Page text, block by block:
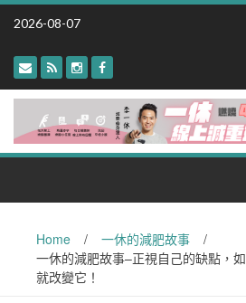
Skip
2026-08-07
Home / 一休的減肥故事
/
一休的減肥故事–正視自己的缺點，
就改變它！